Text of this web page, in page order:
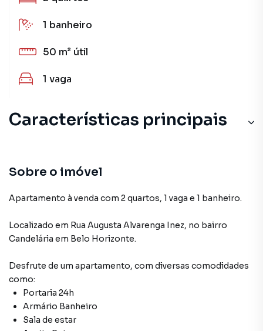
1 banheiro
50 m² útil
1 vaga
Características principais
Sala de estar
Aceita Pet
Portaria 24h
Sobre o imóvel
Apartamento à venda com 2 quartos, 1 vaga e 1 banheiro.
Localizado em Rua Augusta Alvarenga Inez, no bairro
Candelária em Belo Horizonte.
Desfrute de um apartamento, com diversas comodidades
como:
Portaria 24h
Armário Banheiro
Sala de estar